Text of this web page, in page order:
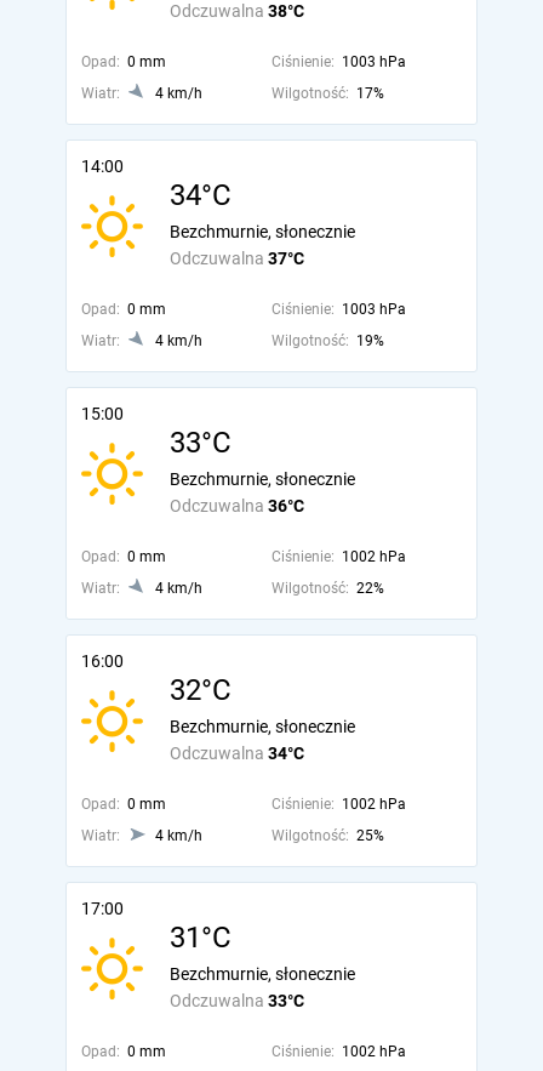
Odczuwalna 38°C
Opad: 0 mm Ciśnienie: 1003 hPa
Wiatr:
4 km/h Wilgotność: 17%
14:00
34°C
Odczuwalna 37°C
Bezchmurnie, słonecznie
Opad: 0 mm Ciśnienie: 1003 hPa
Wiatr:
4 km/h Wilgotność: 19%
15:00
33°C
Odczuwalna 36°C
Bezchmurnie, słonecznie
Opad: 0 mm Ciśnienie: 1002 hPa
Wiatr:
4 km/h Wilgotność: 22%
16:00
32°C
Odczuwalna 34°C
Bezchmurnie, słonecznie
Opad: 0 mm Ciśnienie: 1002 hPa
Wiatr:
4 km/h Wilgotność: 25%
17:00
31°C
Odczuwalna 33°C
Bezchmurnie, słonecznie
Opad: 0 mm Ciśnienie: 1002 hPa